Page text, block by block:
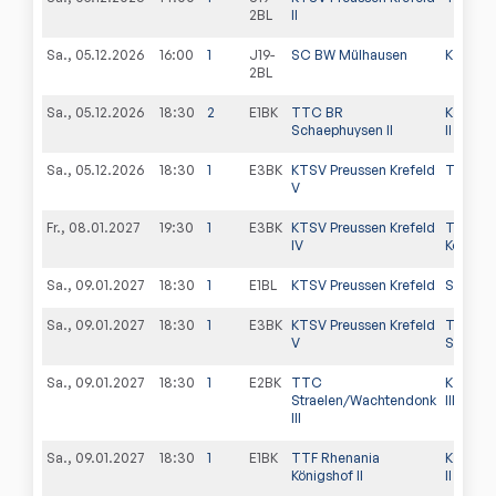
2BL
II
Sa., 05.12.2026 16:00 1
J19-
2BL
SC BW Mülhausen KTSV
Sa., 05.12.2026 18:30 2 E1BK
TTC BR
Schaephuysen II
KTSV
II
Sa., 05.12.2026 18:30 1 E3BK KTSV Preussen Krefeld
V
TSV
Fr., 08.01.2027 19:30 1 E3BK KTSV Preussen Krefeld
IV
TTF
Sa., 09.01.2027 18:30 1 E1BL KTSV Preussen Krefeld SC BW
Sa., 09.01.2027 18:30 1 E3BK KTSV Preussen Krefeld
V
TTC BR
Sa., 09.01.2027 18:30 1 E2BK
TTC
Straelen/Wachtendonk
III
KTSV
III
Sa., 09.01.2027 18:30 1 E1BK
TTF Rhenania
Königshof II
KTSV
II